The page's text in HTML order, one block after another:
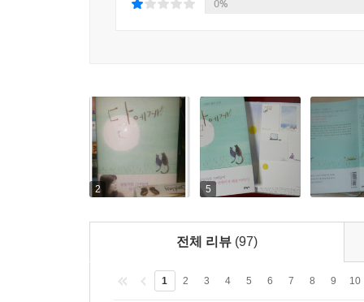
갑자기 마주친 것들 중에 나 혼자 보기 아까우면
있다. 그날도 누군가에게 달 좀 봐봐, 하려다가 멈
이 이야기는, 그러니까, 작가가 다른 어떤 지인도
이 이야기들은 늘 어느 한순간에 의해 쓰였다.
우리가 만났던 한순간들. 그러니까 내가 머물러
0%
2 5
전체 리뷰 (97)
1 2 3 4 5 6 7 8 9 10